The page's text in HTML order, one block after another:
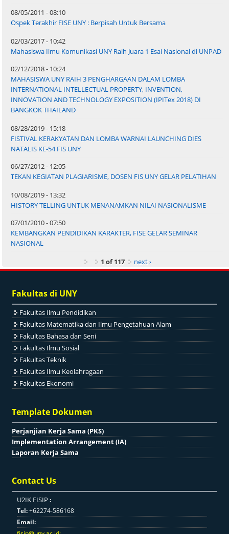
08/05/2011 - 08:10
Ospek Terakhir FISE UNY : Berpisah Untuk Bersama
02/03/2017 - 10:42
Mahasiswa Ilmu Komunikasi UNY Raih Juara 1 Esai Nasional di UNPAD
02/12/2018 - 10:24
MAHASISWA UNY RAIH 3 PENGHARGAAN DALAM LOMBA
INTERNATIONAL INTELLECTUAL PROPERTY, INVENTION,
INNOVATION AND TECHNOLOGY EXPOSITION (IPITex 2018) DI
BANGKOK THAILAND
08/28/2019 - 15:18
FISTIVAL KERAKYATAN DAN LOMBA WARNAI LAUNCHING DIES
NATALIS KE-54 FIS UNY
06/27/2012 - 12:05
TEKAN KEGIATAN PLAGIARISME, DOSEN FIS UNY GELAR PELATIHAN
10/08/2019 - 13:32
HISTORY TELLING UNTUK MENANAMKAN NILAI NASIONALISME
07/01/2010 - 07:50
KEMBANGKAN PENDIDIKAN KARAKTER, FISE GELAR SEMINAR
NASIONAL
1 of 117
next ›
Fakultas di UNY
Fakultas Ilmu Pendidikan
Fakultas Matematika dan Ilmu Pengetahuan Alam
Fakultas Bahasa dan Seni
Fakultas Ilmu Sosial
Fakultas Teknik
Fakultas Ilmu Keolahragaan
Fakultas Ekonomi
Template Dokumen
Perjanjian Kerja Sama (PKS)
Implementation Arrangement (IA)
Laporan Kerja Sama
Contact Us
U2IK FISIP :
Tel:+62274-586168
Email: